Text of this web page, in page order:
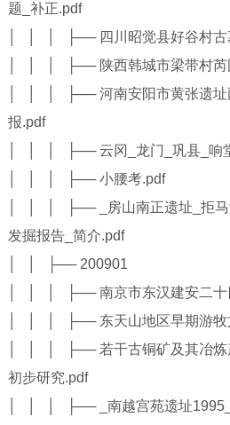
题_补正.pdf
│ │ │ ├── 四川昭觉县好谷村古
│ │ │ ├── 陕西韩城市梁带村芮
│ │ │ ├── 河南安阳市黄张遗址
报.pdf
│ │ │ ├── 云冈_龙门_巩县_响
│ │ │ ├── 小腰考.pdf
│ │ │ ├── _房山南正遗址_拒马
发掘报告_简介.pdf
│ │ ├── 200901
│ │ │ ├── 南京市东汉建安二十
│ │ │ ├── 东天山地区早期游牧
│ │ │ ├── 若干古铜矿及其冶炼
初步研究.pdf
│ │ │ ├── _南越宫苑遗址